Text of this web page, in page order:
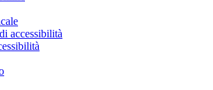
accessibilità